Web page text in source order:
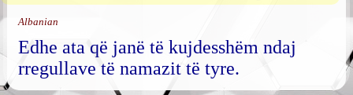
Albanian
Edhe ata që janë të kujdesshëm ndaj
rregullave të namazit të tyre.